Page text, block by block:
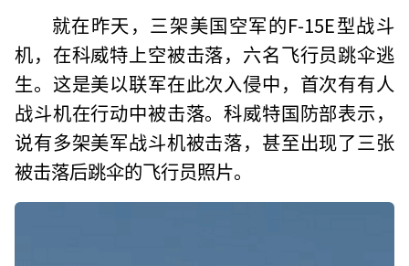
就在昨天，三架美国空军的F-15E型战斗
机，在科威特上空被击落，六名飞行员跳伞逃
生。这是美以联军在此次入侵中，首次有有人
战斗机在行动中被击落。科威特国防部表示，
说有多架美军战斗机被击落，甚至出现了三张
被击落后跳伞的飞行员照片。